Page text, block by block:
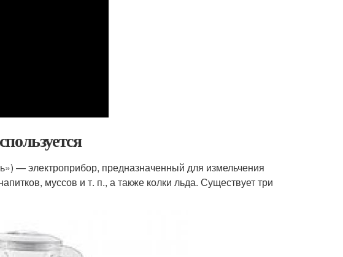
— электроприбор, предназначенный для измельчения
муссов и т. п., а также колки льда. Существует три